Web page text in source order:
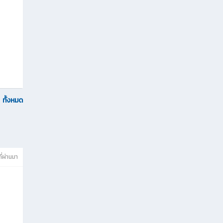
ทั้งหมด
านมา